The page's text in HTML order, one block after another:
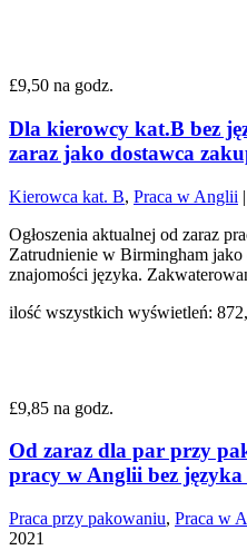
£9,50 na godz.
Dla kierowcy kat.B bez
zaraz jako dostawca
Kierowca kat. B, Praca w Anglii |
Ogłoszenia aktualnej od zaraz
Zatrudnienie w Birmingham jako
znajomości języka.
ilość wszystkich wyświetleń:
£9,85 na godz.
Od zaraz dla par przy
pracy w Anglii bez języka
Praca przy pakowaniu, Praca w
2021